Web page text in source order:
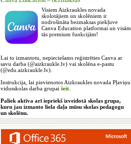
Visiem Aizkraukles novada
skolotājiem un skolēniem ir
nodrošināta bezmaksas piekļuve
Canva Education platformai un visām
tās premium funkcijām!
Lai to izmantotu, nepieciešams reģistrēties Canva ar
savu darba (@aizkraukle.lv) vai skolēna e-pastu
(@edu.aizkraukle.lv).
Instrukcija, lai pievienotos Aizkraukles novada Pļaviņu
vidusskolas darba grupai šeit
Paliek aktīva arī iepriekš izveidotā skolas grupa,
kuru jau izmanto liela daļa mūsu skolas pedagogu
un skolēnu.